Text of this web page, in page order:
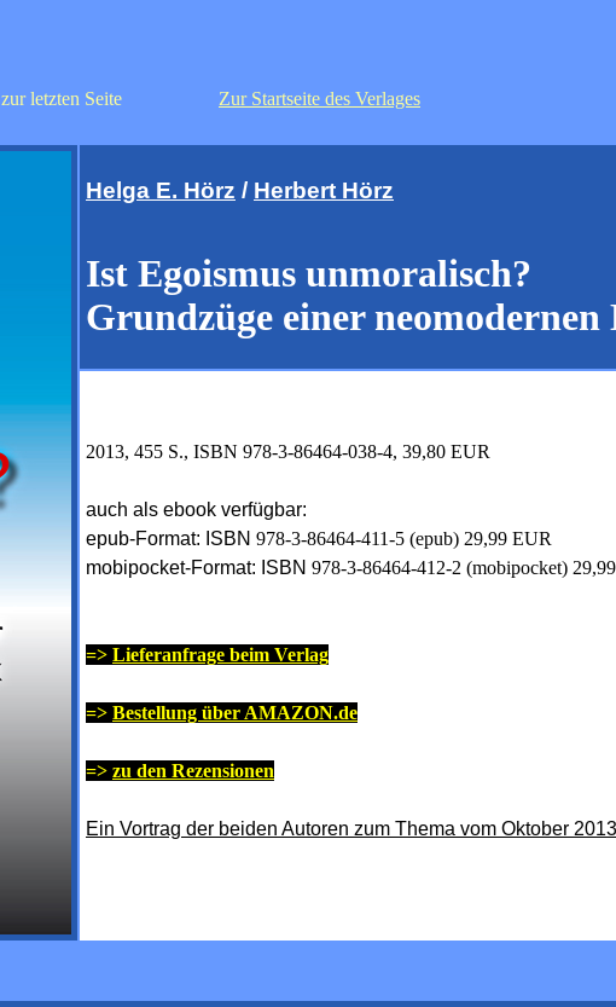
zur letzten Seite Zur Startseite des Verlages
Helga E. Hörz / Herbert Hörz
Ist Egoismus unmoralisch?
Grundzüge einer
2013, 455 S., ISBN 978-3-86464-038-4, 39,80 EUR
auch als ebook verfügbar:
epub-Format: ISBN 978-3-86464-411-5 (epub) 29,99 EUR
mobipocket-Format: ISBN 978-3-86464-412-2 (mobipocket)
=> Lieferanfrage beim Verlag
=> Bestellung über AMAZON.de
=> zu den Rezensionen
Ein Vortrag der beiden Autoren zum Thema vom Oktober 2013